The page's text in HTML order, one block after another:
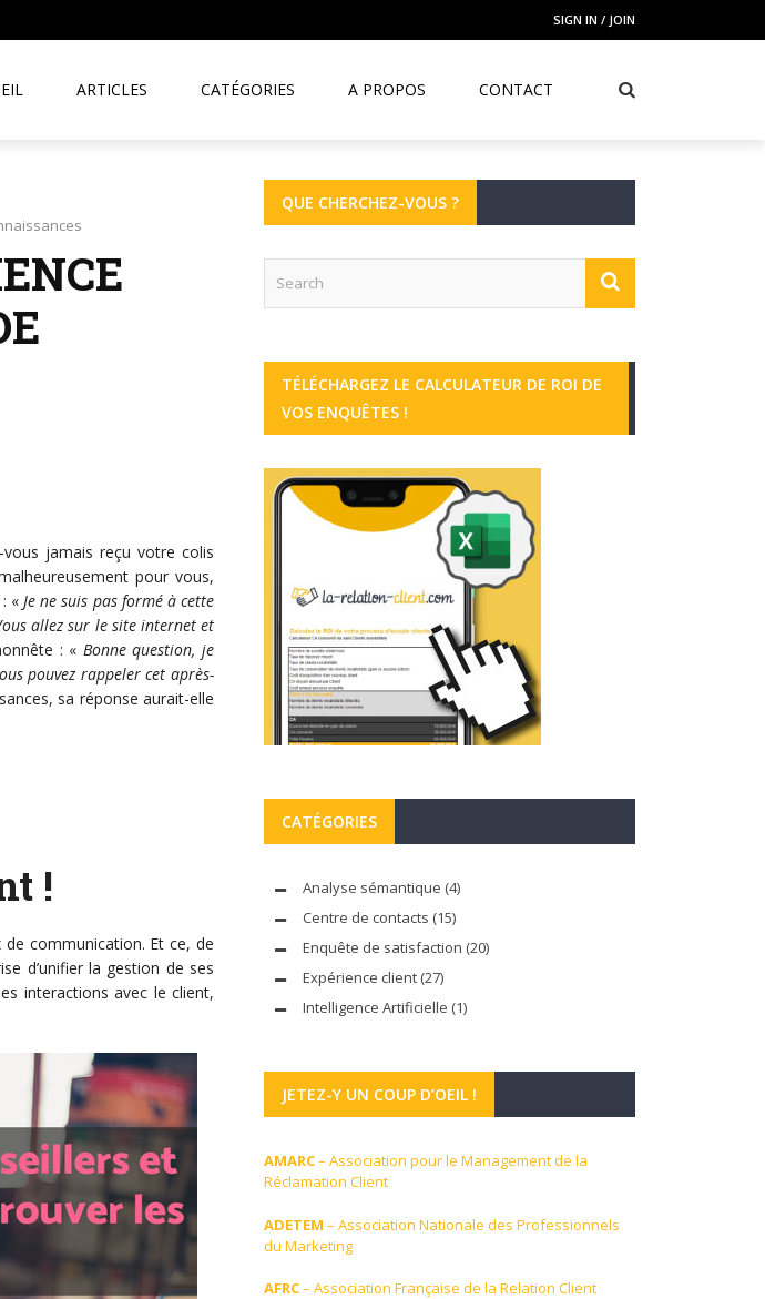
SIGN IN / JOIN
ARTICLES CATÉGORIES A PROPOS CONTACT
jamais reçu votre colis
pour vous,
« Je ne suis pas formé à cette
allez sur le site internet et
: « Bonne question, je
pouvez rappeler cet après-
sa réponse aurait-elle
!
communication. Et ce, de
d’unifier la gestion de ses
interactions avec le client,
QUE CHERCHEZ-VOUS ?
TÉLÉCHARGEZ LE CALCULATEUR DE ROI DE
VOS ENQUÊTES !
CATÉGORIES
Analyse sémantique (4)
Centre de contacts (15)
Enquête de satisfaction (20)
Expérience client (27)
Intelligence Artificielle (1)
JETEZ-Y UN COUP D’OEIL !
AMARC– Association pour le Management de la
Réclamation Client
ADETEM – Association Nationale des Professionnels
du Marketing
AFRC– Association Française de la Relation Client